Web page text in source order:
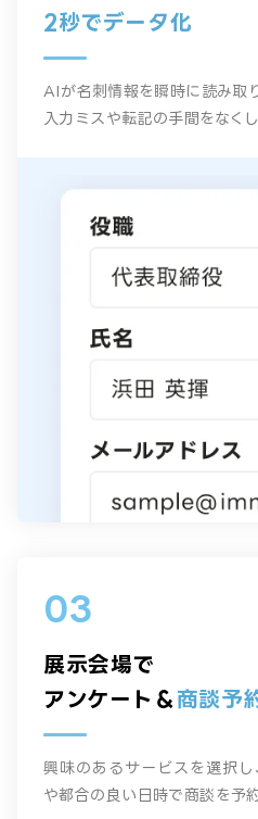
2秒でデータ化
AIが名刺情報を瞬時に読み取
入力ミスや転記の手間をなくし
03
展示会場で
アンケート＆ 商談予
興味のあるサービスを選択し
や都合の良い日時で商談を予